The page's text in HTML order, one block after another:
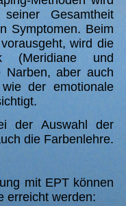
Gesamtheit
Symptomen. Beim
wird die
(Meridiane und
Narben, aber auch
der emotionale
der Auswahl der
die Farbenlehre.
mit EPT können
erreicht werden: